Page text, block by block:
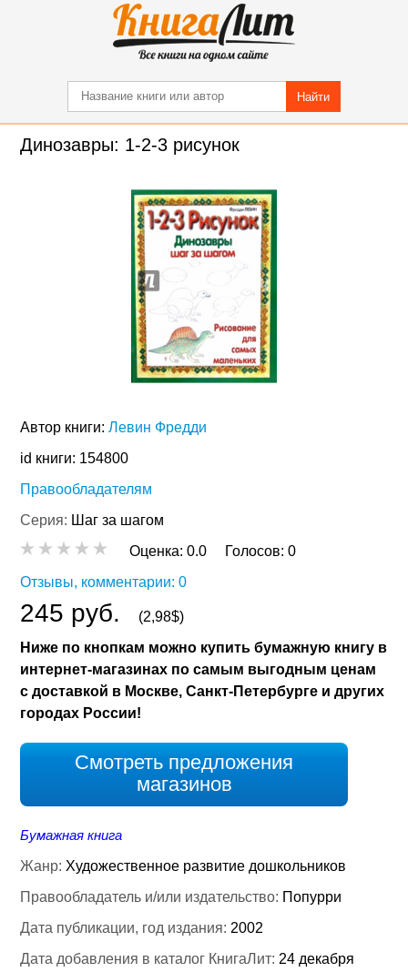
Найти
Динозавры: 1-2-3 рисунок
Автор книги:Левин Фредди
id книги: 154800
Правообладателям
Серия: Шаг за шагом
Оценка:0.0 Голосов:0
Отзывы, комментарии: 0
245 руб.
(2,98$)
Ниже по кнопкам можно купить бумажную книгу в
интернет-магазинах по самым выгодным ценам
с доставкой в Москве, Санкт-Петербурге и других
городах России!
Смотреть предложения
магазинов
Бумажная книга
Жанр: Художественное развитие дошкольников
Правообладатель и/или издательство: Попурри
Дата публикации, год издания: 2002
Дата добавления в каталог КнигаЛит: 24 декабря